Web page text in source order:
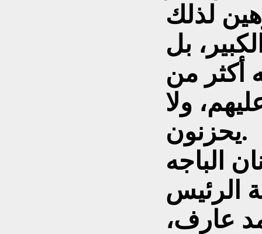
لذلك
بل
أكثر من
ولا
يحزنون.
الباجه
الرئيس
عارف،